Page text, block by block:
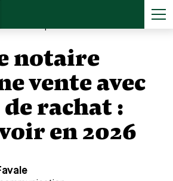
notaire
vente avec
rachat :
en 2026